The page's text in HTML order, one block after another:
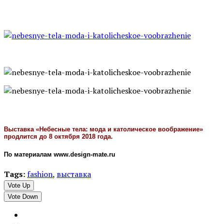
Выставка «Небесные тела: мода и католическое воображение»
продлится до 8 октября 2018 года.
По материалам www.design-mate.ru
Tags:fashion, выставка
Vote Up
Vote Down